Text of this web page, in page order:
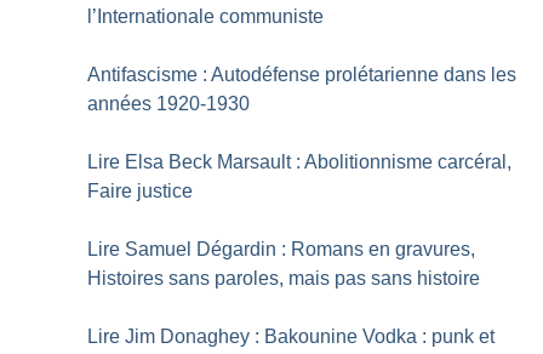
l’Internationale communiste
Antifascisme : Autodéfense prolétarienne dans les
années 1920-1930
Lire Elsa Beck Marsault : Abolitionnisme carcéral,
Faire justice
Lire Samuel Dégardin : Romans en gravures,
Histoires sans paroles, mais pas sans histoire
Lire Jim Donaghey : Bakounine Vodka : punk et